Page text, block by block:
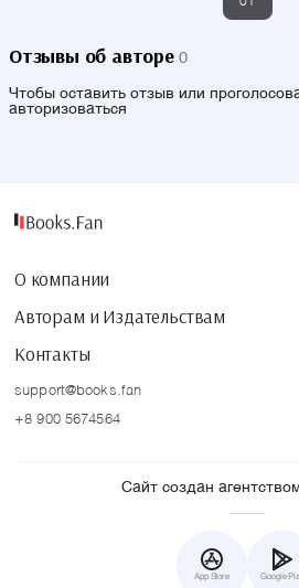
Отзывы об авторе 0
Чтобы оставить отзыв или
авторизоваться
О компании
Авторам и Издательствам
Контакты
support@books.fan
+8 900 5674564
Сайт создан
App Store Google